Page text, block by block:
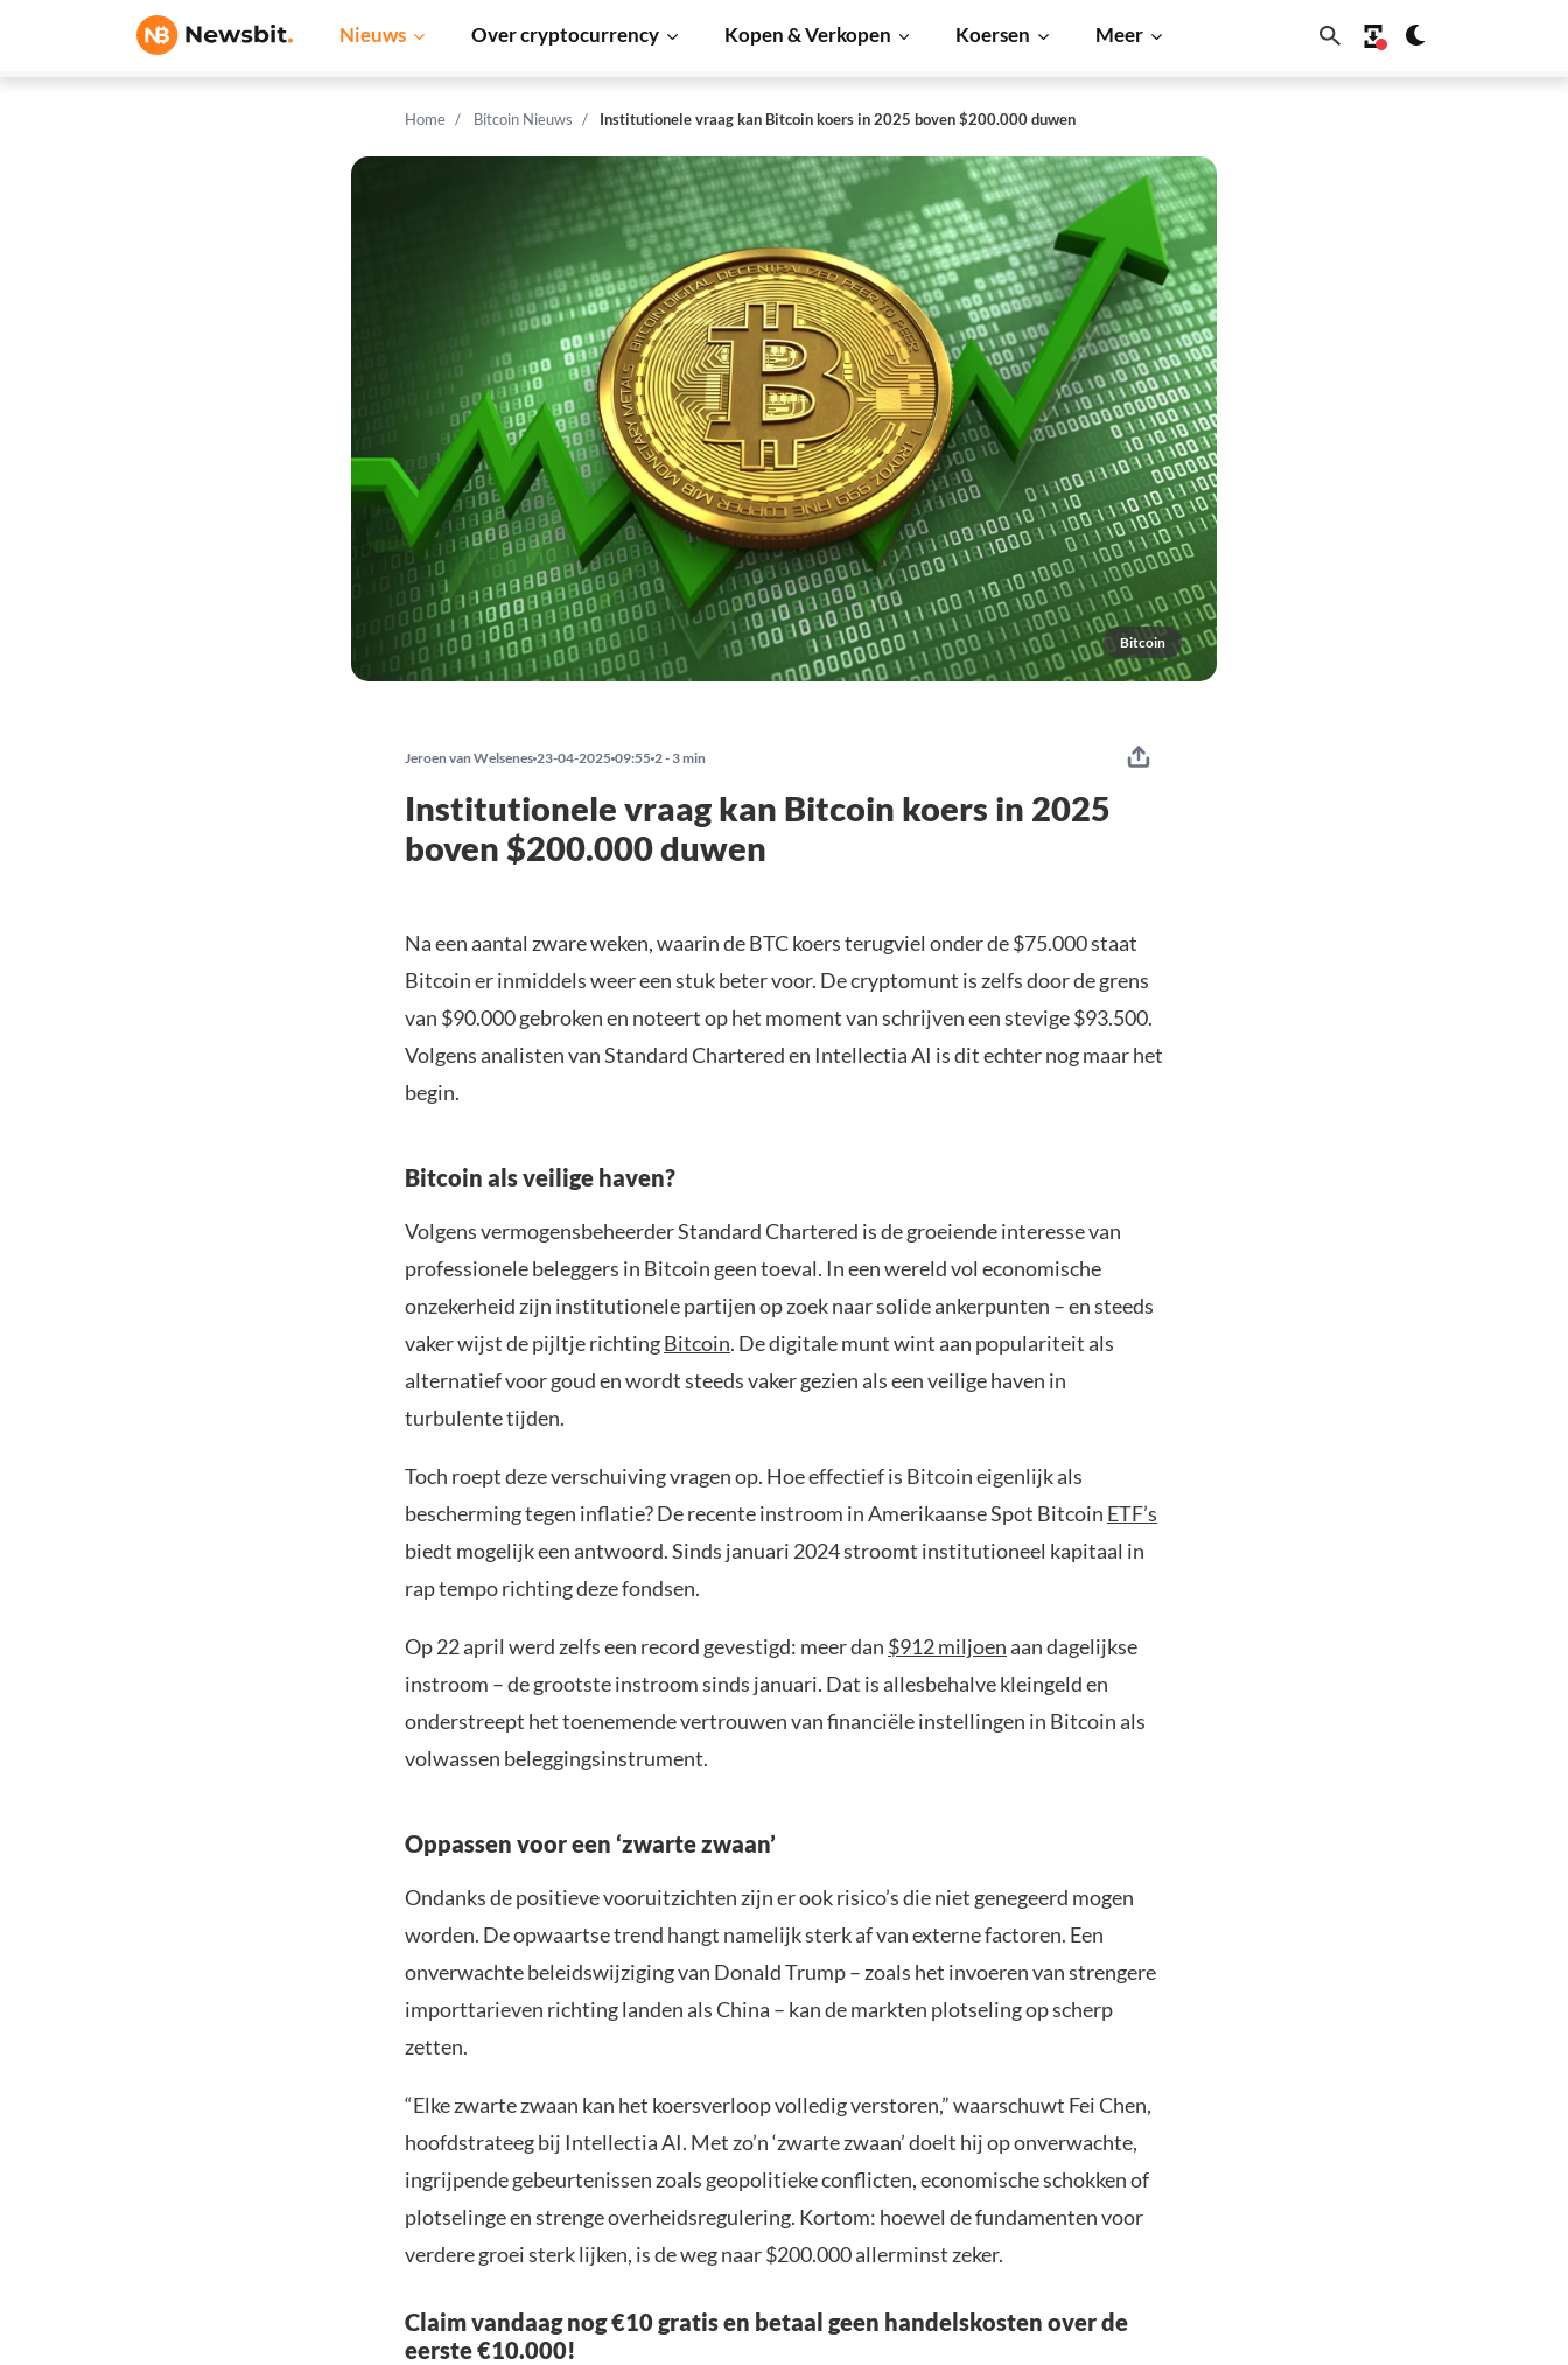
Nieuws Over cryptocurrency Kopen & Verkopen Koersen Meer
Home Bitcoin Nieuws Institutionele vraag kan Bitcoin koers in 2025 boven $200.000 duwen
Bitcoin
Jeroen van Welsenes 23-04-2025 09:55 2 - 3 min
Institutionele vraag kan Bitcoin koers in 2025
boven $200.000 duwen
Na een aantal zware weken, waarin de BTC koers terugviel onder de $75.000 staat
Bitcoin er inmiddels weer een stuk beter voor. De cryptomunt is zelfs door de grens
van $90.000 gebroken en noteert op het moment van schrijven een stevige $93.500.
Volgens analisten van Standard Chartered en Intellectia AI is dit echter nog maar het
begin.
Bitcoin als veilige haven?
Volgens vermogensbeheerder Standard Chartered is de groeiende interesse van
professionele beleggers in Bitcoin geen toeval. In een wereld vol economische
onzekerheid zijn institutionele partijen op zoek naar solide ankerpunten – en steeds
vaker wijst de pijltje richtingBitcoin. De digitale munt wint aan populariteit als
alternatief voor goud en wordt steeds vaker gezien als een veilige haven in
turbulente tijden.
Toch roept deze verschuiving vragen op. Hoe effectief is Bitcoin eigenlijk als
bescherming tegen inflatie? De recente instroom in Amerikaanse Spot Bitcoin ETF’s
biedt mogelijk een antwoord. Sinds januari 2024 stroomt institutioneel kapitaal in
rap tempo richting deze fondsen.
Op 22 april werd zelfs een record gevestigd: meer dan $912 miljoenaan dagelijkse
instroom – de grootste instroom sinds januari. Dat is allesbehalve kleingeld en
onderstreept het toenemende vertrouwen van financiële instellingen in Bitcoin als
volwassen beleggingsinstrument.
Oppassen voor een ‘zwarte zwaan’
Ondanks de positieve vooruitzichten zijn er ook risico’s die niet genegeerd mogen
worden. De opwaartse trend hangt namelijk sterk af van externe factoren. Een
onverwachte beleidswijziging van Donald Trump – zoals het invoeren van strengere
importtarieven richting landen als China – kan de markten plotseling op scherp
zetten.
“Elke zwarte zwaan kan het koersverloop volledig verstoren,” waarschuwt Fei Chen,
hoofdstrateeg bij Intellectia AI. Met zo’n ‘zwarte zwaan’ doelt hij op onverwachte,
ingrijpende gebeurtenissen zoals geopolitieke conflicten, economische schokken of
plotselinge en strenge overheidsregulering. Kortom: hoewel de fundamenten voor
verdere groei sterk lijken, is de weg naar $200.000 allerminst zeker.
Claim vandaag nog €10 gratis en betaal geen handelskosten over de
eerste €10.000!